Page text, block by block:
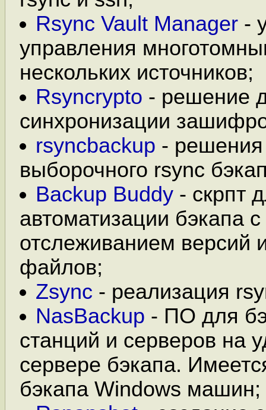
Rsync Vault Manager-
управления
нескольких источников;
Rsyncrypto - решение
синхронизации
rsyncbackup -
выборочного rsync
Backup Buddy- скрпт
автоматизации бэкапа
отслеживанием версий
файлов;
Zsync - реализация
NasBackup - ПО для
станций и серверов на
сервере бэкапа.
бэкапа Windows машин;